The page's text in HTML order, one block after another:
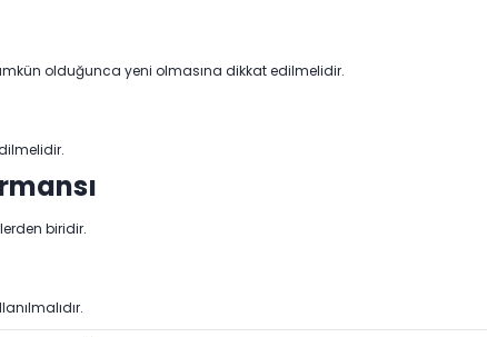
olduğunca yeni olmasına dikkat edilmelidir.
biridir.